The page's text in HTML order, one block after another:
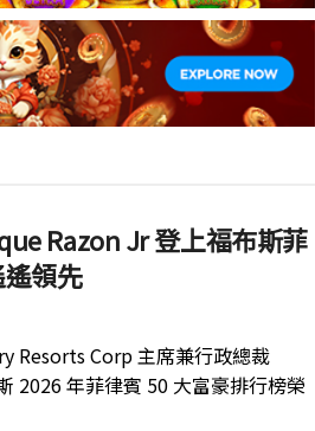
Razon Jr 登上福布斯菲
領先
Resorts Corp 主席兼行政總裁
2026 年菲律賓 50 大富豪排行榜榮